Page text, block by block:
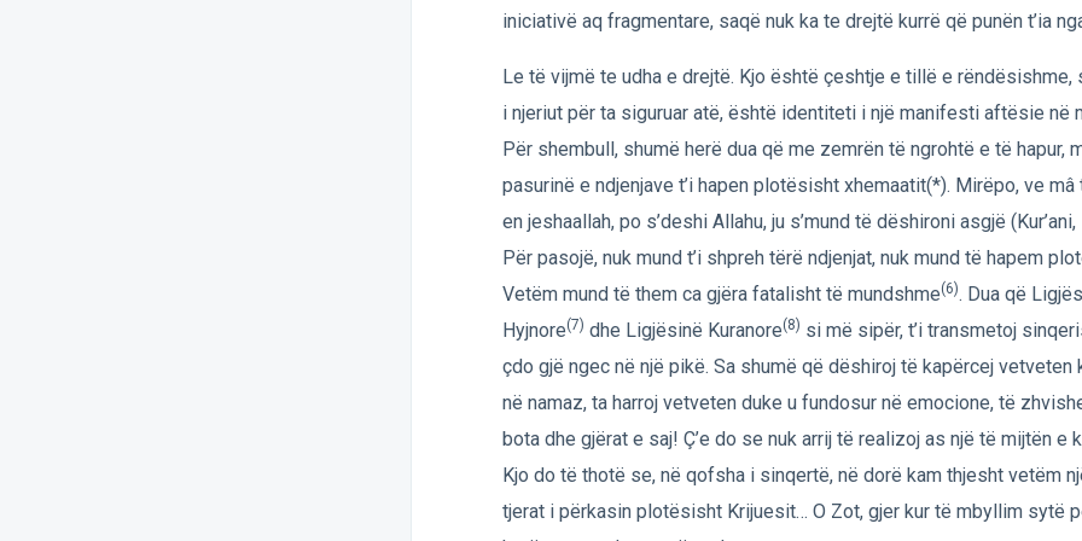
iniciativë aq fragmentare, saqë nuk ka te drejtë kurrë që punën t’ia
Le të vijmë te udha e drejtë. Kjo është çeshtje e tillë e rëndësishme,
i njeriut për ta siguruar atë, është identiteti i një manifesti aftësie në
Për shembull, shumë herë dua që me zemrën të ngrohtë e të hapur,
pasurinë e ndjenjave t’i hapen plotësisht xhemaatit(*). Mirëpo, ve
en jeshaallah, po s’deshi Allahu, ju s’mund të dëshironi asgjë
Për pasojë, nuk mund t’i shpreh tërë ndjenjat, nuk mund të hapem
Vetëm mund të them ca gjëra fatalisht të mundshme(6). Dua që
Hyjnore(7) dhe Ligjësinë Kuranore(8) si më sipër, t’i transmetoj
çdo gjë ngec në një pikë. Sa shumë që dëshiroj të kapërcej vetveten
në namaz, ta harroj vetveten duke u fundosur në emocione, të
bota dhe gjërat e saj! Ç’e do se nuk arrij të realizoj as një të mijtën e
Kjo do të thotë se, në qofsha i sinqertë, në dorë kam thjesht vetëm
tjerat i përkasin plotësisht Krijuesit… O Zot, gjer kur të mbyllim sytë